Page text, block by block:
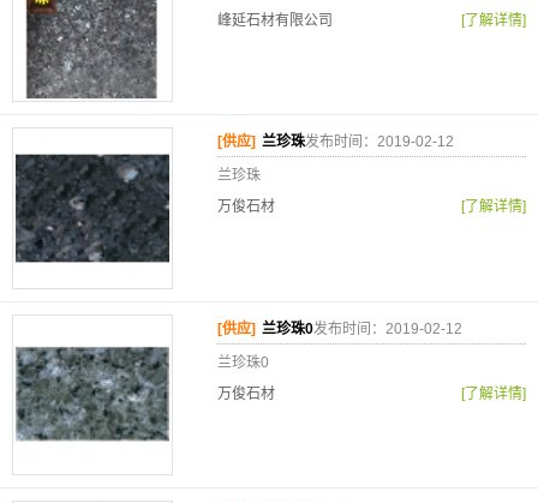
峰延石材有限公司
[了解详情]
[供应] 兰珍珠发布时间：2019-02-12
兰珍珠
万俊石材
[了解详情]
[供应] 兰珍珠0发布时间：2019-02-12
兰珍珠0
万俊石材
[了解详情]